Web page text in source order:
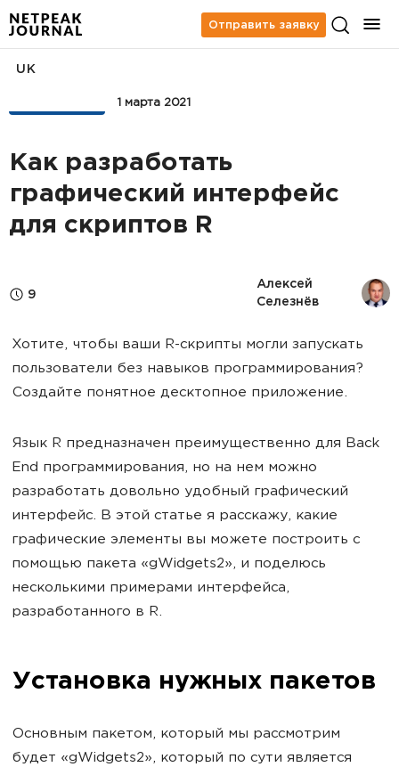
Отправить заявку
1 марта 2021
UK
Как разработать
графический интерфейс
для скриптов R
9
Алексей
Селезнёв
Хотите, чтобы ваши R-скрипты могли запускать
пользователи без навыков программирования?
Создайте понятное десктопное приложение.
Язык R предназначен преимущественно для Back
End программирования, но на нем можно
разработать довольно удобный графический
интерфейс. В этой статье я расскажу, какие
графические элементы вы можете построить с
помощью пакета «gWidgets2», и поделюсь
несколькими примерами интерфейса,
разработанного в R.
Установка нужных пакетов
Основным пакетом, который мы рассмотрим
будет «gWidgets2», который по сути является